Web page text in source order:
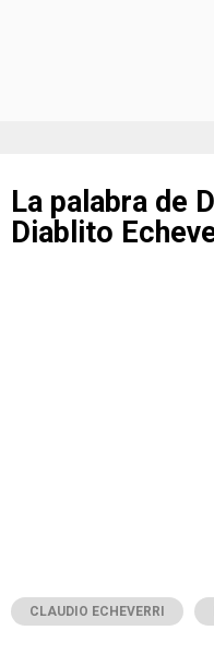
La palabra de
Diablito
CLAUDIO ECHEVERRI